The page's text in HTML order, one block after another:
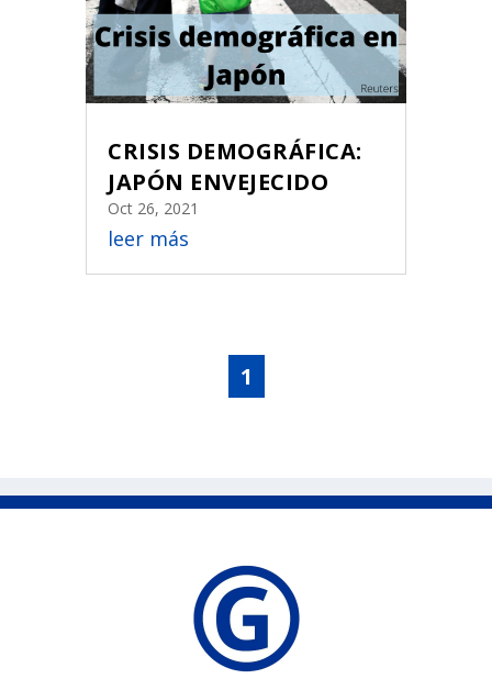
CRISIS DEMOGRÁFICA:
JAPÓN ENVEJECIDO
Oct 26, 2021
leer más
1